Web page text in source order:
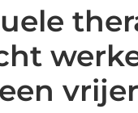
vrijer